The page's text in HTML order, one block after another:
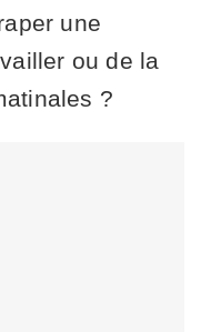
une
ou de la
?